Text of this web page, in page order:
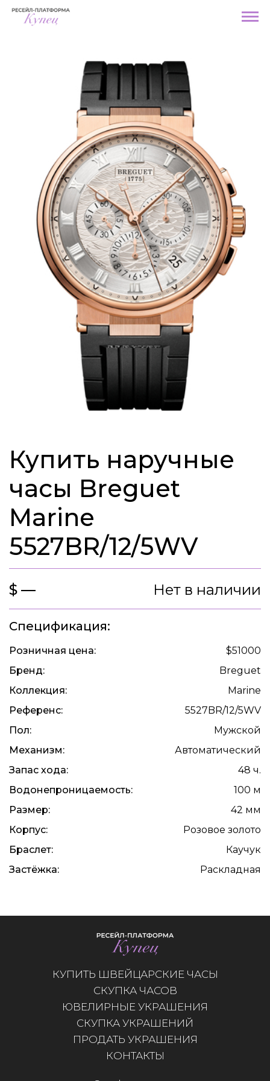
Купить наручные
часы Breguet
Marine
5527BR/12/5WV
$ — Нет в наличии
Спецификация:
Розничная цена:
$51000
Бренд:
Breguet
Коллекция:
Marine
Референс:
5527BR/12/5WV
Пол:
Мужской
Механизм:
Автоматический
Запас хода:
48 ч.
Водонепроницаемость:
100 м
Размер:
42 мм
Корпус:
Розовое золото
Браслет:
Каучук
Застёжка:
Раскладная
КУПИТЬ ШВЕЙЦАРСКИЕ ЧАСЫ
СКУПКА ЧАСОВ
ЮВЕЛИРНЫЕ УКРАШЕНИЯ
СКУПКА УКРАШЕНИЙ
ПРОДАТЬ УКРАШЕНИЯ
КОНТАКТЫ